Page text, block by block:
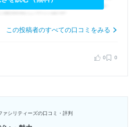
この投稿者のすべての口コミをみる
0 0
ァシリティーズの口コミ・評判